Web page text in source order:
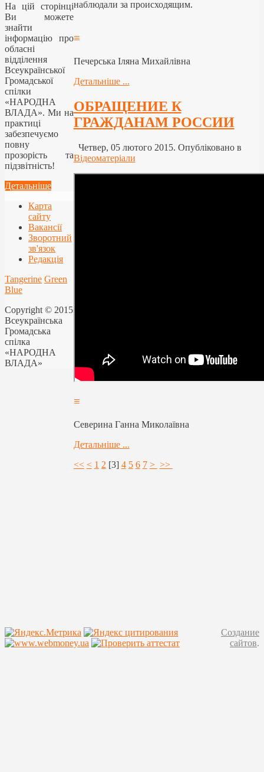
наблюдали за происходящим.
≡
Печерська Іляна Михайлівна
Детальніше ...
ОБРАЩЕНИЕ К
ГРАЖДАНАМ РОССИИ
Четвер, 05 лютого 2015. Опубліковано в
Відеоматеріали
≡
Северина Ганна Миколаївна
Детальніше ...
<< < 1 2 [3] 4 5 6 7 > >>
На цій сторінці
Ви можете
знайти
інформацію про
обласні
відділення
Всеукраїнської
Громадської
спілки
«НАРОДНА
ВЛАДА». Ми на
практиці
забезпечуємо
повну
прозорість та
підзвітність!
Детальніше
Карта
сайту
Вакансії
Зворотний
зв'язок
Редакція
Tangerine Green
Blue
Copyright © 2015
Всеукраїнська
Громадська
спілка
«НАРОДНА
ВЛАДА»
Создание
сайтов.